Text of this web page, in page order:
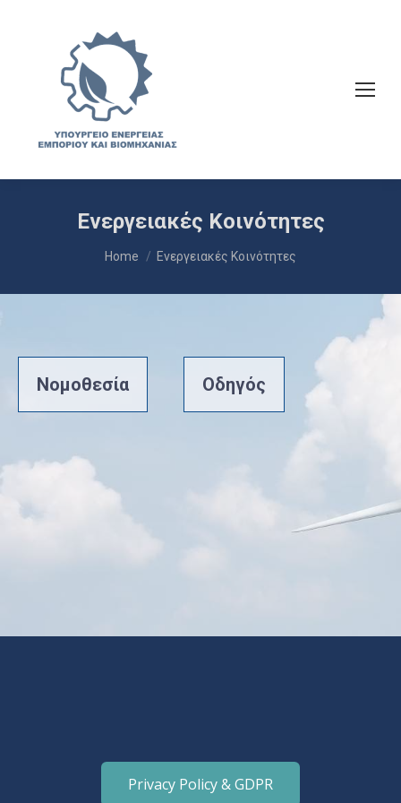
Ενεργειακές Κοινότητες
You are here:
Home Ενεργειακές Κοινότητες
Νομοθεσία Οδηγός
Privacy Policy & GDPR